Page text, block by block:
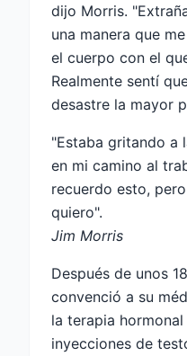
dijo Morris.
una manera que
el cuerpo con el
Realmente sentí
desastre la mayor
"Estaba gritando a
en mi camino al
recuerdo esto,
quiero".
Jim Morris
Después de unos
convenció a su
la terapia
inyecciones de